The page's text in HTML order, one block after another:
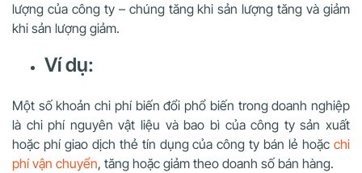
lượng của công ty – chúng tăng khi sản lượng tăng và giảm
khi sản lượng giảm.
Ví dụ:
Một số khoản chi phí biến đổi phổ biến trong doanh nghiệp
là chi phí nguyên vật liệu và bao bì của công ty sản xuất
hoặc phí giao dịch thẻ tín dụng của công ty bán lẻ hoặc chi
phí vận chuyển, tăng hoặc giảm theo doanh số bán hàng.